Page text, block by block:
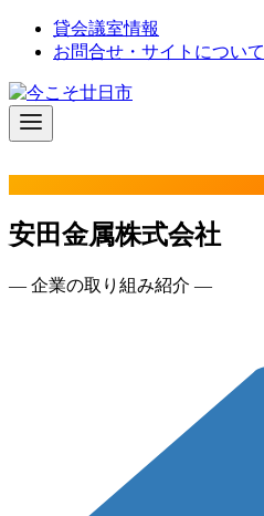
ン
ツ
へ
貸会議室情報
お問合せ・サイトについて
安田金属株式会社
― 企業の取り組み紹介 ―